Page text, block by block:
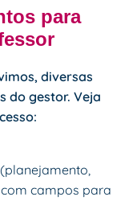
para
diversas
do gestor. Veja
campos para